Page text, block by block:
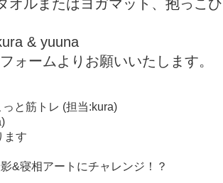
オルまたはヨガマット、抱っこ
& yuuna
ォームよりお願いいたします。
と筋トレ (担当:kura)
ます
&寝相アートにチャレンジ！？